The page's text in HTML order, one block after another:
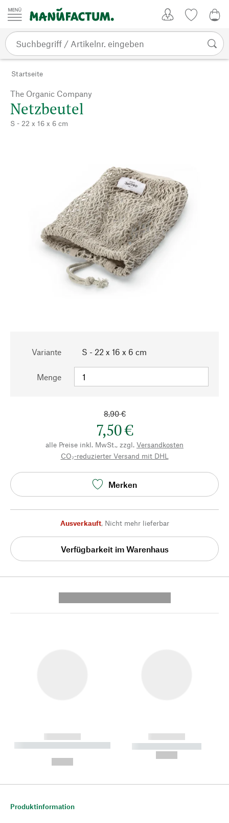
Zum Inhalt springen
Startseite
The Organic Company
Netzbeutel
S - 22 x 16 x 6 cm
Variante S - 22 x 16 x 6 cm
Menge
8,90 €
7,50 €
alle Preise inkl. MwSt., zzgl. Versandkosten
CO₂-reduzierter Versand mit DHL
Merken
Ausverkauft, Nicht mehr lieferbar
Verfügbarkeit im Warenhaus
------------
----------- ----------- --------
------------
----------- -----------
Produktinformation